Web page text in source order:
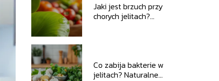
Jaki jest brzuch przy
chorych jelitach?
Co zabija bakterie w
jelitach? Naturalne